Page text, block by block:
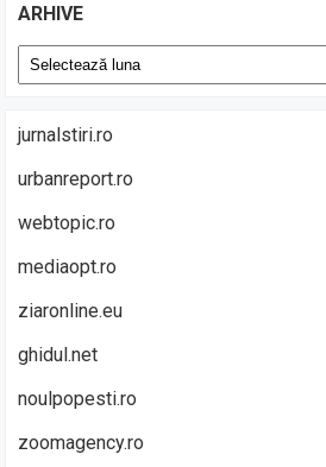
ARHIVE
Arhive
jurnalstiri.ro
urbanreport.ro
webtopic.ro
mediaopt.ro
ziaronline.eu
ghidul.net
noulpopesti.ro
zoomagency.ro